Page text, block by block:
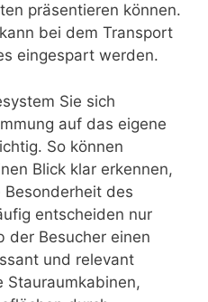
präsentieren können.
bei dem Transport
eingespart werden.
Sie sich
auf das eigene
So können
Blick klar erkennen,
des
entscheiden nur
der Besucher einen
und relevant
Stauraumkabinen,